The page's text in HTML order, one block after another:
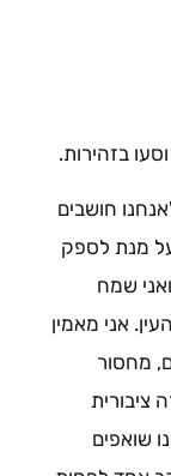
בזהירות.
חושבים
על מנת לספק
שמח
אני מאמין
מחסור
ציבורית
שואפים